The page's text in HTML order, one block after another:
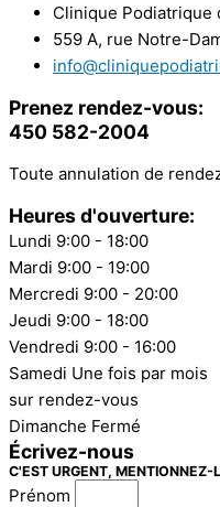
Clinique Podiatrique
559 A, rue Notre-
Prenez rendez-vous:
450 582-2004
Toute annulation de
Heures d'ouverture:
Lundi 9:00 - 18:00
Mardi 9:00 - 19:00
Mercredi 9:00 - 20:00
Jeudi 9:00 - 18:00
Vendredi 9:00 - 16:00
Samedi Une fois par mois
sur rendez-vous
Dimanche Fermé
Écrivez-nous
C'EST URGENT,
Prénom